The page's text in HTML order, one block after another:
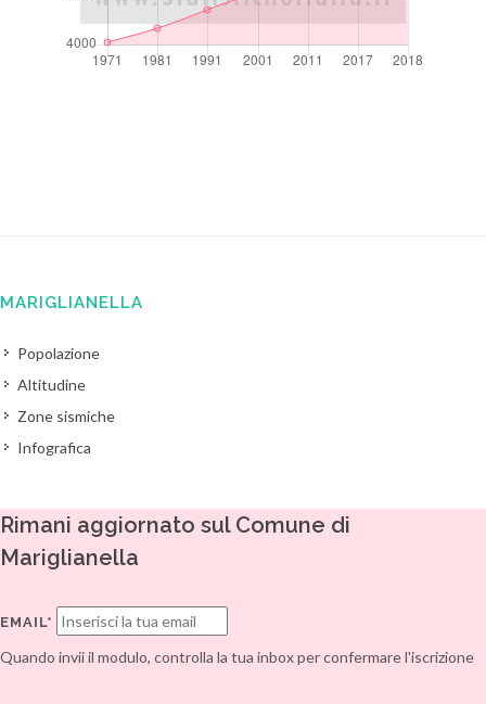
MARIGLIANELLA
Popolazione
Altitudine
Zone sismiche
Infografica
Rimani aggiornato sul Comune di
Mariglianella
EMAIL*
Quando invii il modulo, controlla la tua inbox per confermare l'iscrizione